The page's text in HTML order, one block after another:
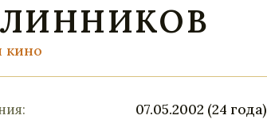
кино
07.05.2002 (24 года)